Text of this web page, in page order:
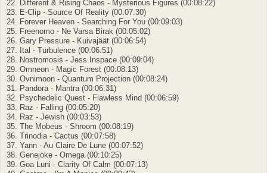
22. Different & Rising Chaos - Mysterious Figures (00:08:22)
23. E-Clip - Source Of Reality (00:07:30)
24. Forever Heaven - Searching For You (00:09:03)
25. Freenomo - Ne Varsa Birak (00:05:02)
26. Gary Pressure - Kuivajäät (00:06:54)
27. Ital - Turbulence (00:06:51)
28. Nostromosis - Jess Inspace (00:09:04)
29. Omneon - Magic Forest (00:08:13)
30. Ovnimoon - Quantum Projection (00:08:24)
31. Pandora - Mantra (00:06:31)
32. Psychedelic Quest - Flawless Mind (00:06:59)
33. Raz - Falling (00:05:20)
34. Raz - Jewish (00:03:53)
35. The Mobeus - Shroom (00:08:19)
36. Trinodia - Cactus (00:07:58)
37. Yann - Au Claire De Lune (00:07:52)
38. Genejoke - Omega (00:10:25)
39. Goa Luni - Clarity Of Calm (00:07:13)